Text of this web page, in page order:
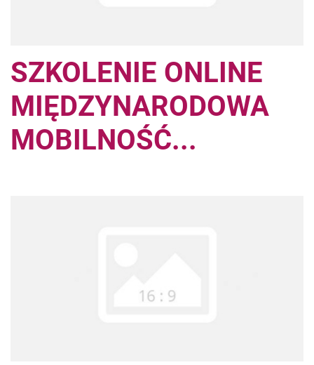
SZKOLENIE ONLINE
MIĘDZYNARODOWA
MOBILNOŚĆ...